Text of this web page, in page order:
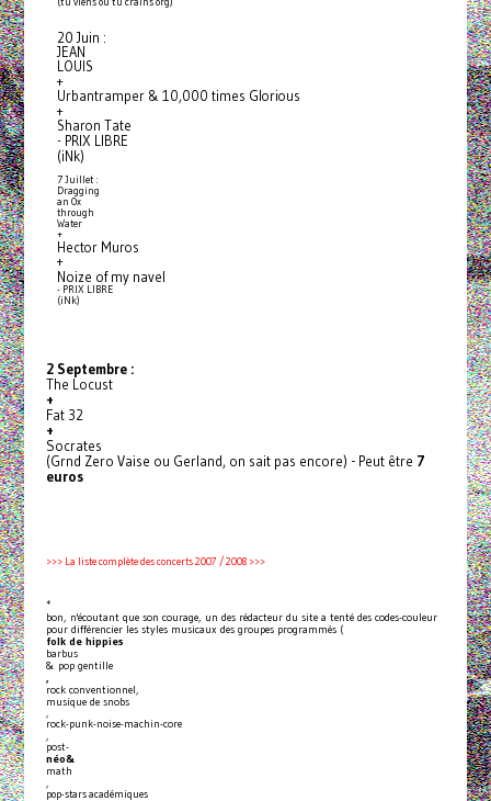
20 Juin :
JEAN
LOUIS
+
Urbantramper & 10,000 times Glorious
+
Sharon Tate
- PRIX LIBRE
(iNk)
7 Juillet :
Dragging
an Ox
through
Water
+
Hector Muros
+
Noize of my navel
- PRIX LIBRE
(iNk)
2 Septembre :
The Locust
+
Fat 32
+
Socrates
(Grnd Zero Vaise ou Gerland, on sait pas encore) - Peut être 7
euros
>>> La liste complète des concerts 2007 / 2008 >>>
*
bon, n'écoutant que son courage, un des rédacteur du site a tenté des codes-couleur
pour différencier les styles musicaux des groupes programmés (
folk de hippies
barbus
& pop gentille
,
rock conventionnel,
musique de snobs
,
rock-punk-noise-machin-core
,
post-
néo&
math
,
pop-stars académiques